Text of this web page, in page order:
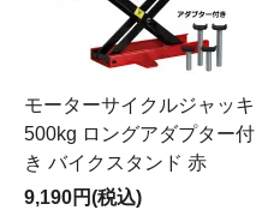
モーターサイクルジャッキ
500kg ロングアダプター付
き バイクスタンド 赤
9,190円(税込)